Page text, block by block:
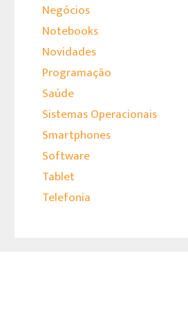
Negócios
Notebooks
Novidades
Programação
Saúde
Sistemas Operacionais
Smartphones
Software
Tablet
Telefonia